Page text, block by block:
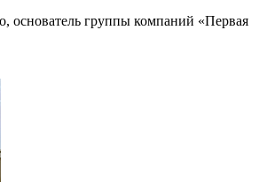
основатель группы компаний «Первая